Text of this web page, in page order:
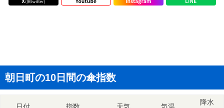
朝日町の10日間の傘指数
降水